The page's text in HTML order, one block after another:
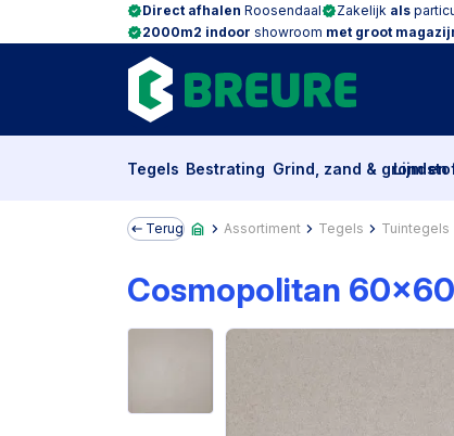
Direct afhalen Roosendaal Zakelijk als
2000m2 indoor showroom met groot
Tegels Bestrating Grind, zand & Lijm en
Terug Assortiment Tegels Tuintegels
Cosmopolitan